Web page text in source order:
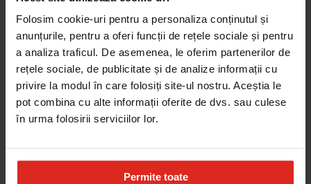
Folosim cookie-uri pentru a personaliza conținutul și
anunțurile, pentru a oferi funcții de rețele sociale și pentru
a analiza traficul. De asemenea, le oferim partenerilor de
rețele sociale, de publicitate și de analize informații cu
privire la modul în care folosiți site-ul nostru. Aceștia le
pot combina cu alte informații oferite de dvs. sau culese
în urma folosirii serviciilor lor.
Permite toate
Piese de schimb
Cautare dupa produse
Cautare dupa piesa
Cautare dupa produse
Cautare dupa piesa
Catalog
Devino partener
Parteneri